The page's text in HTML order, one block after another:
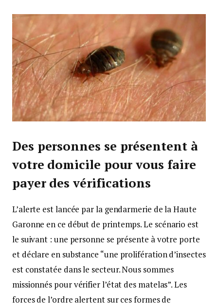
Des personnes se présentent à
votre domicile pour vous faire
payer des vérifications
L’alerte est lancée par la gendarmerie de la Haute
Garonne en ce début de printemps. Le scénario est
le suivant : une personne se présente à votre porte
et déclare en substance “une prolifération d’insectes
est constatée dans le secteur. Nous sommes
missionnés pour vérifier l’état des matelas”. Les
forces de l’ordre alertent sur ces formes de